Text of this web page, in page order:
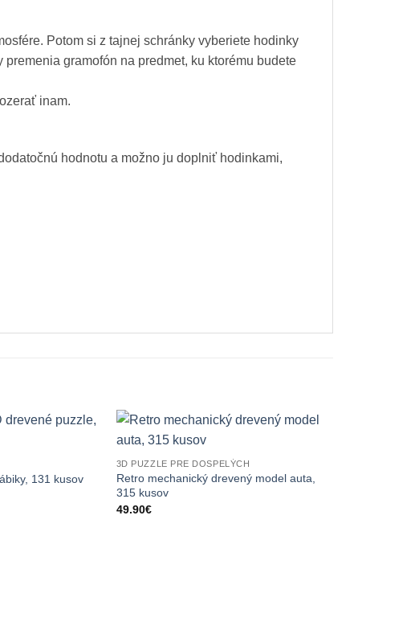
Potom si z tajnej schránky vyberiete hodinky
gramofón na predmet, ku ktorému budete
inam.
hodnotu a možno ju doplniť hodinkami,
131 kusov
3D PUZZLE PRE DOSPELÝCH
Retro mechanický drevený model auta,
315 kusov
49.90€